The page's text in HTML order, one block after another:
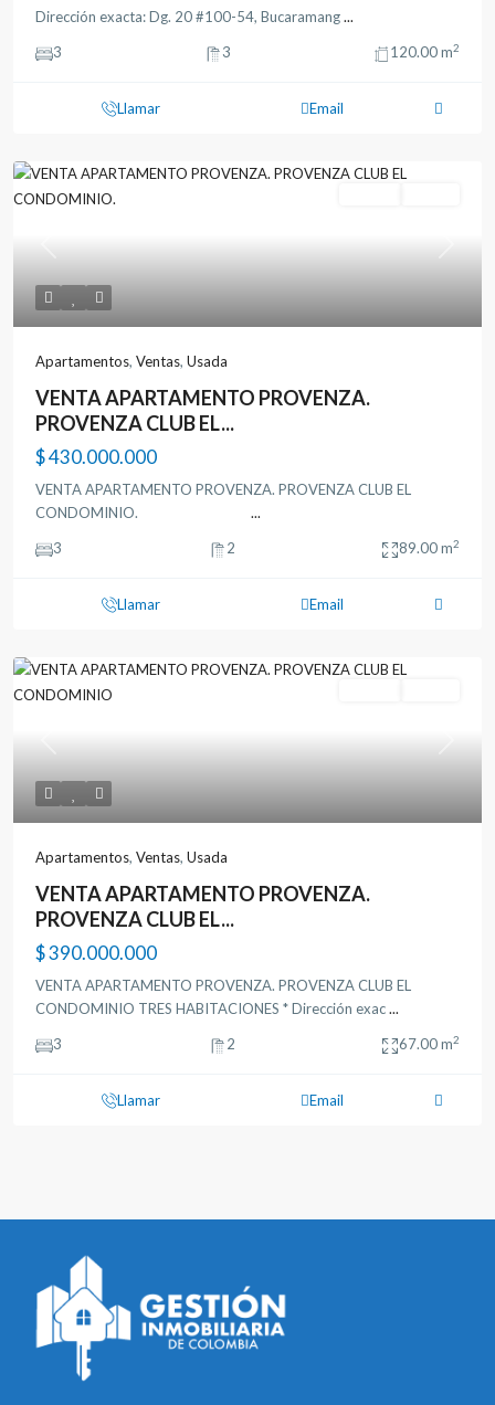
Dirección exacta: Dg. 20 #100-54, Bucaramang...
3
3 120.00 m2
Llamar Email
Previous Next
Apartamentos, Ventas, Usada
VENTA APARTAMENTO PROVENZA.
PROVENZA CLUB EL...
$ 430.000.000
VENTA APARTAMENTO PROVENZA. PROVENZA CLUB EL
CONDOMINIO. ...
3
2 89.00 m2
Llamar Email
Previous Next
Apartamentos, Ventas, Usada
VENTA APARTAMENTO PROVENZA.
PROVENZA CLUB EL...
$ 390.000.000
VENTA APARTAMENTO PROVENZA. PROVENZA CLUB EL
CONDOMINIO TRES HABITACIONES * Dirección exac...
3
2 67.00 m2
Llamar Email